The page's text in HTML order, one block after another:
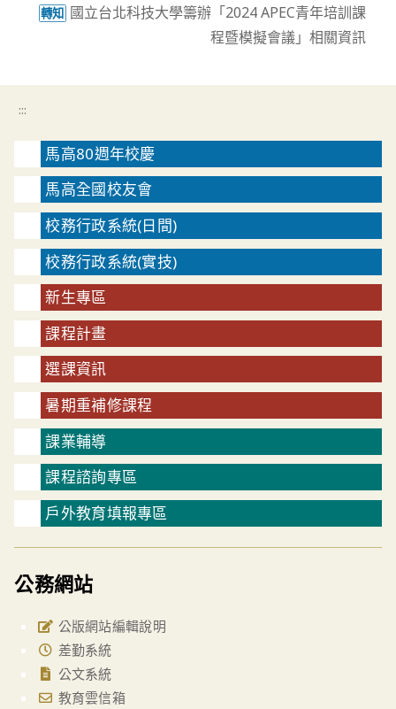
轉知 國立台北科技大學籌辦「2024 APEC青年培訓課
程暨模擬會議」相關資訊
:::
馬高80週年校慶
馬高全國校友會
校務行政系統(日間)
校務行政系統(實技)
新生專區
課程計畫
選課資訊
暑期重補修課程
課業輔導
課程諮詢專區
戶外教育填報專區
公務網站
公版網站編輯說明
差勤系統
公文系統
教育雲信箱